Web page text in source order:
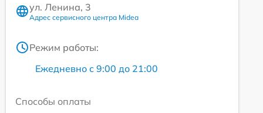
ул. Ленина, 3
Адрес сервисного центра Midea
Режим работы:
Ежедневно с 9:00 до 21:00
Способы оплаты